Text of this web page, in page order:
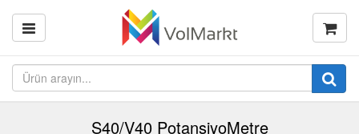
S40/V40 PotansiyoMetre